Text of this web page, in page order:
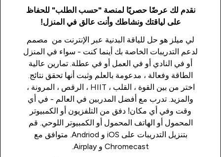
نقدم لك عرضًا حصريًا لمنصة "حسب الطلب" للحفاظ
على لياقتك ونشاطك وأنت عالق في المنزل!
لي ميلز هو حل للياقة البدنية عبر الإنترنت من مصمم
لدعم التدريبات الخاصة بك أينما كنت - سواء في المنزل
أو في النادي أو في العمل أو في عطلة. تمارين عالية
الطاقة وفعالة ، مدعومة بالعلم وثبت أنها تحقق نتائج.
اختر من بين القوة ، القلب ، HIIT ، الرقص ، المرونة ،
والمزيد. تدرب مع أفضل المدربين في العالم - في أي
وقت وفي أي مكان! دفق من التلفزيون أو الكمبيوتر
المحمول أو الهاتف المحمول أو الكمبيوتر اللوحي. قم
بتنزيل التدريبات على iOS و Andriod. متوافق مع
Chromecast و Airplay.